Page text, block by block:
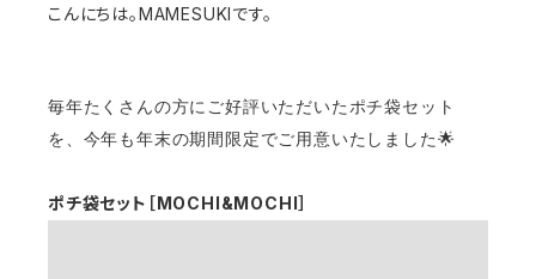
こんにちは。MAMESUKIです。
毎年たくさんの方にご好評いただいたポチ袋セット
を 、今年も年末の期間限定でご用意いたしました🌟
ポチ袋セット［MOCHI&MOCHI］